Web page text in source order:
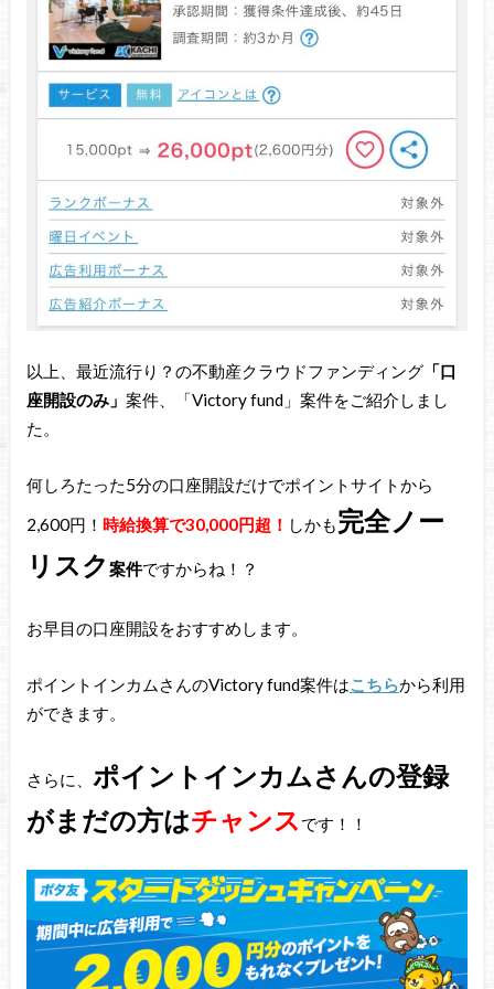
以上、最近流行り？の不動産クラウドファンディング「口
座開設のみ」 案件、「Victory fund」案件をご紹介しまし
た。
何しろたった5分の口座開設だけでポイントサイトから
2,600円！ 時給換算で30,000円超！ しかも完全ノー
リスク 案件ですからね！？
お早目の口座開設をおすすめします。
ポイントインカムさんのVictory fund案件はこちらから利用
ができます。
さらに、 ポイントインカムさんの登録
がまだの方はチャンス です！！